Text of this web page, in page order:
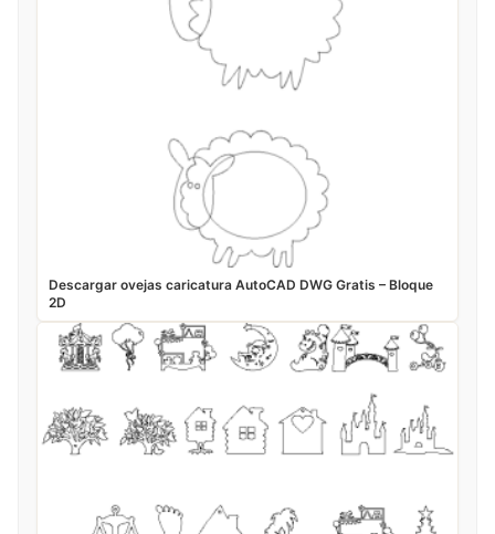
Descargar ovejas caricatura AutoCAD DWG Gratis – Bloque
2D